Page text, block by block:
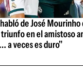
de José
en el amistoso
a veces es duro"